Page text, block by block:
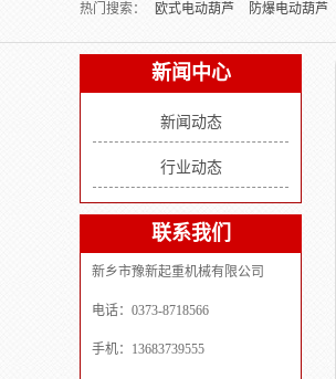
热门搜索：
欧式电动葫芦 防爆电动葫芦
新闻中心
新闻动态
行业动态
联系我们
新乡市豫新起重机械有限公司
电话：0373-8718566
手机：13683739555